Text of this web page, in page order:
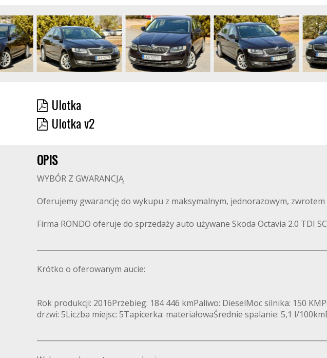
Ulotka
Ulotka v2
OPIS
WYBÓR Z GWARANCJĄ
Oferujemy gwarancję do wykupu z maksymalnym, jednorazowym,
Firma RONDO oferuje do sprzedaży auto używane Skoda Octavia 2.0 TDI
Krótko o oferowanym aucie:
Rok produkcji: 2016Przebieg: 184 446 kmPaliwo: DieselMoc silnika: 150
drzwi: 5Liczba miejsc: 5Tapicerka: materiałowaŚrednie spalanie: 5,1 l/